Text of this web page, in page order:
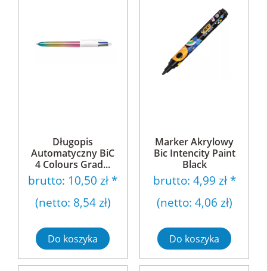
Długopis
Automatyczny BiC
4 Colours Grad...
brutto: 10,50 zł *
(netto: 8,54 zł)
Do koszyka
Marker Akrylowy
Bic Intencity Paint
Black
brutto: 4,99 zł*
(netto: 4,06 zł)
Do koszyka